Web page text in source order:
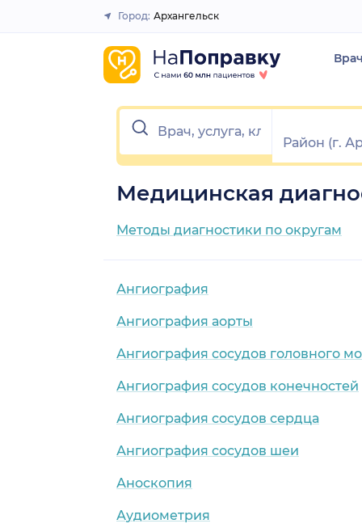
Закрыть
Город: Архангельск
Медицинская
Методы диагностики по округам
Ангиография
Ангиография аорты
Ангиография сосудов головного
Ангиография сосудов конечностей
Ангиография сосудов сердца
Ангиография сосудов шеи
Аноскопия
Аудиометрия